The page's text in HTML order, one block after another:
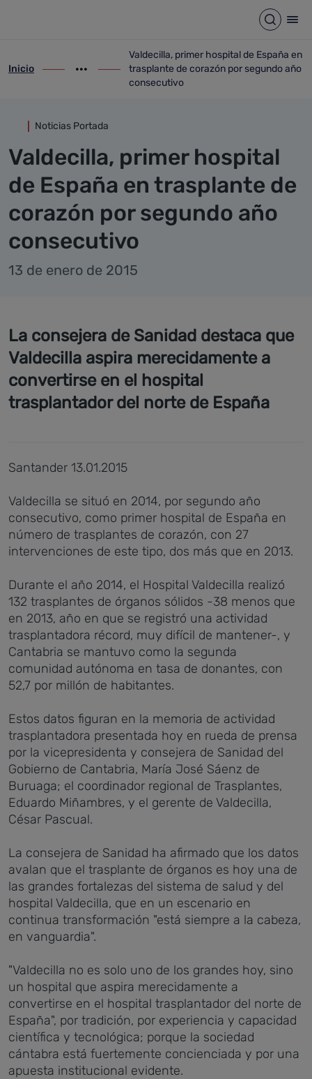
Abrir
ir-a inicio
Inicio
Mostrar opciones del camino de migas
ir-a Valdecilla, primer hospital de
Valdecilla, primer hospital de España en
trasplante de corazón por segundo año
consecutivo
Noticias Portada
Valdecilla, primer hospital
de España en trasplante de
corazón por segundo año
consecutivo
13 de enero de 2015
La consejera de Sanidad destaca que
Valdecilla aspira merecidamente a
convertirse en el hospital
trasplantador del norte de España
Santander 13.01.2015
Valdecilla se situó en 2014, por segundo año
consecutivo, como primer hospital de España en
número de trasplantes de corazón, con 27
intervenciones de este tipo, dos más que en 2013.
Durante el año 2014, el Hospital Valdecilla realizó
132 trasplantes de órganos sólidos -38 menos que
en 2013, año en que se registró una actividad
trasplantadora récord, muy difícil de mantener-, y
Cantabria se mantuvo como la segunda
comunidad autónoma en tasa de donantes, con
52,7 por millón de habitantes.
Estos datos figuran en la memoria de actividad
trasplantadora presentada hoy en rueda de prensa
por la vicepresidenta y consejera de Sanidad del
Gobierno de Cantabria, María José Sáenz de
Buruaga; el coordinador regional de Trasplantes,
Eduardo Miñambres, y el gerente de Valdecilla,
César Pascual.
La consejera de Sanidad ha afirmado que los datos
avalan que el trasplante de órganos es hoy una de
las grandes fortalezas del sistema de salud y del
hospital Valdecilla, que en un escenario en
continua transformación "está siempre a la cabeza,
en vanguardia".
"Valdecilla no es solo uno de los grandes hoy, sino
un hospital que aspira merecidamente a
convertirse en el hospital trasplantador del norte de
España", por tradición, por experiencia y capacidad
científica y tecnológica; porque la sociedad
cántabra está fuertemente concienciada y por una
apuesta institucional evidente.